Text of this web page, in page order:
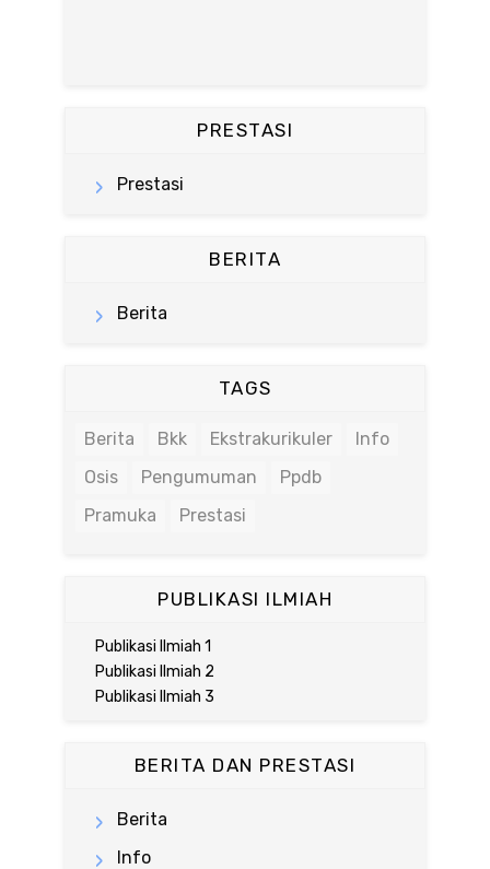
PRESTASI
Prestasi
BERITA
Berita
TAGS
Berita Bkk Ekstrakurikuler
Info
Osis
Pengumuman
Ppdb
Pramuka
Prestasi
PUBLIKASI ILMIAH
Publikasi Ilmiah 1
Publikasi Ilmiah 2
Publikasi Ilmiah 3
BERITA DAN PRESTASI
Berita
Info